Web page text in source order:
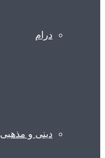
درام
دینی و مذهبی